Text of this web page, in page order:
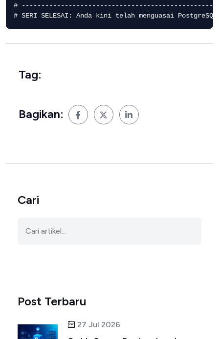
#
Tag:
Bagikan:
Cari
Post Terbaru
27 Jul 2026